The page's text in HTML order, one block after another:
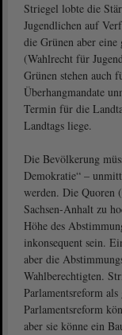
Striegel lobte die
Jugendlichen auf
die Grünen aber
(Wahlrecht für
Grünen stehen auch
Überhangmandate
Termin für die
Landtags liege.
Die Bevölkerung
Demokratie“ –
werden. Die Quoren
Sachsen-Anhalt zu
Höhe des
inkonsequent sein.
aber die
Wahlberechtigten.
Parlamentsreform als
Parlamentsreform
aber sie könne ein